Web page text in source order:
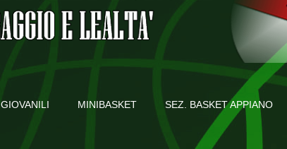
GIOVANILI MINIBASKET SEZ. BASKET APPIANO